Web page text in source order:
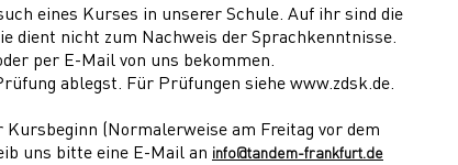
eines Kurses in unserer Schule. Auf ihr sind die
dient nicht zum Nachweis der Sprachkenntnisse.
per E-Mail von uns bekommen.
ablegst. Für Prüfungen siehewww.zdsk.de
(Normalerweise am Freitag vor dem
uns bitte eine E-Mail an info@tandem-frankfurt.de